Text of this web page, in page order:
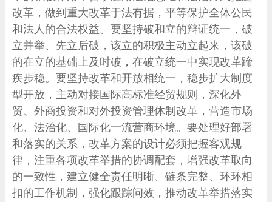
改革，做到重大改革于法有据，平等保护全体公民
和法人的合法权益。要坚持破和立的辩证统一，破
立并举、先立后破，该立的积极主动立起来，该破
的在立的基础上及时破，在破立统一中实现改革蹄
疾步稳。要坚持改革和开放相统一，稳步扩大制度
型开放，主动对接国际高标准经贸规则，深化外
贸、外商投资和对外投资管理体制改革，营造市场
化、法治化、国际化一流营商环境。要处理好部署
和落实的关系，改革方案的设计必须把握客观规
律，注重各项改革举措的协调配套，增强改革取向
的一致性，建立健全责任明晰、链条完整、环环相
扣的工作机制，强化跟踪问效，推动改革举措落实